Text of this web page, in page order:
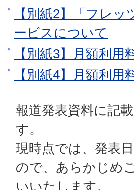
【別紙2】「フレ
ービスについて
【別紙3】月額利
【別紙4】月額利
報道発表資料に記
す。
現時点では、発表
ので、あらかじめ
いいたします。